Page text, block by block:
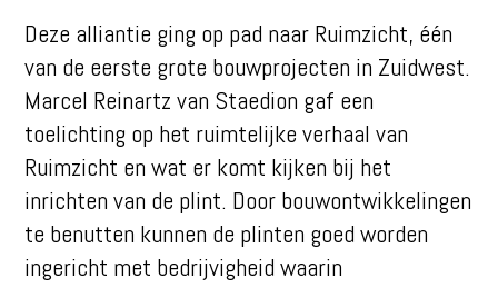
Deze alliantie ging op pad naar Ruimzicht, één
van de eerste grote bouwprojecten in Zuidwest.
Marcel Reinartz van Staedion gaf een
toelichting op het ruimtelijke verhaal van
Ruimzicht en wat er komt kijken bij het
inrichten van de plint. Door bouwontwikkelingen
te benutten kunnen de plinten goed worden
ingericht met bedrijvigheid waarin